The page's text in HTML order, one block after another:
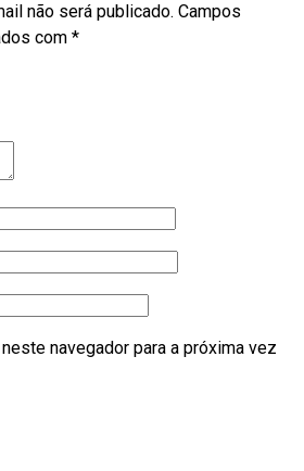
não será publicado. Campos
com *
navegador para a próxima vez